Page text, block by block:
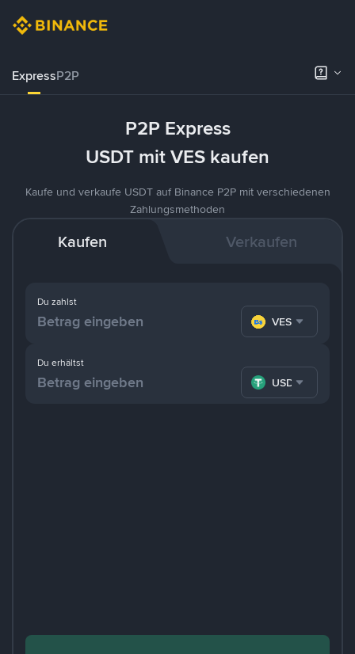
ExpressP2P
P2P Express
USDT mit VES kaufen
Kaufe und verkaufe USDT auf Binance P2P mit verschiedenen
Zahlungsmethoden
Kaufen Verkaufen
Du zahlst
VES
Du erhältst
USDT